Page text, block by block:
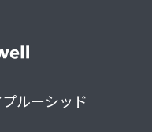
ルーシッド